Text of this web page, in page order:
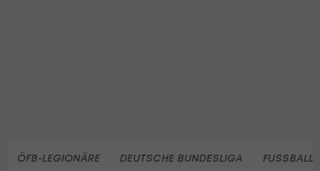
ÖFB-LEGIONÄRE DEUTSCHE BUNDESLIGA FUSSBALL